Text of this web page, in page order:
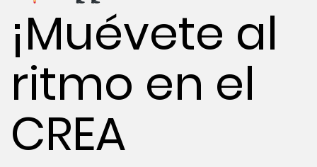
¡Muévete al
ritmo en el
CREA